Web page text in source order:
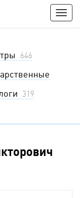
646
319